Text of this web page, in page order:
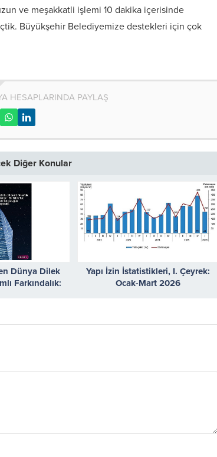
ve meşakkatli işlemi 10 dakika içerisinde
Büyükşehir Belediyemize destekleri için çok
HESAPLARINDA PAYLAŞ
Diğer Konular
Dünya Dilek
Farkındalık:
Yapı İzin İstatistikleri, I. Çeyrek:
Ocak-Mart 2026